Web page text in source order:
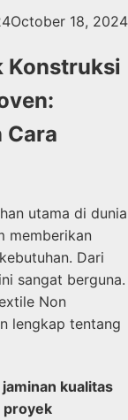
October 18, 2024
Konstruksi
Cara
utama di dunia
memberikan
Dari
sangat berguna.
Non
lengkap tentang
kualitas
proyek